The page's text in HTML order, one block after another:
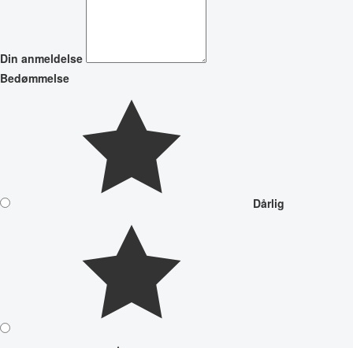
Din anmeldelse
Bedømmelse
Dårlig